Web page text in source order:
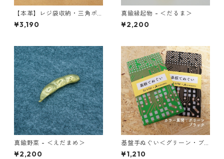
【本革】レジ袋収納・三角ポ
ーチ 町工場エコポーチ ＜キャ
メル＞
¥3,190
真鍮縁起物 - ＜だるま＞
¥2,200
真鍮野菜 - ＜えだまめ＞
¥2,200
基盤手ぬぐい＜グリーン・ブ
ラック＞
¥1,210